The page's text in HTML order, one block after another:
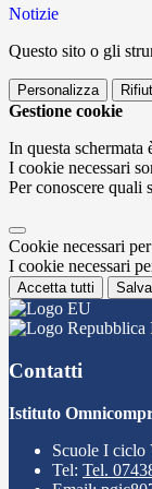
Notizie
Questo sito o gli
Personalizza
Gestione cookie
In questa schermata
I cookie necessari
Per conoscere quali
Cookie necessari
I cookie necessari
Accetta tutti
Contatti
Istituto
Scuole I ciclo
Tel: Tel.